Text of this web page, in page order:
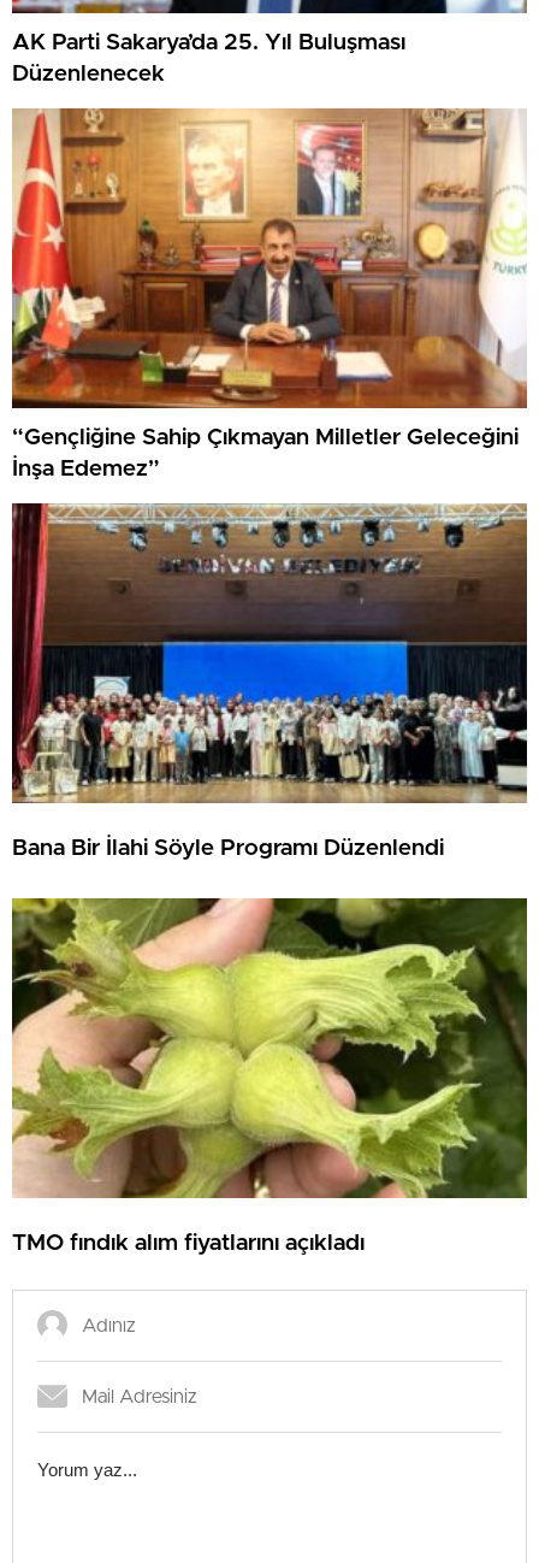
AK Parti Sakarya’da 25. Yıl Buluşması
Düzenlenecek
“Gençliğine Sahip Çıkmayan Milletler Geleceğini
İnşa Edemez”
Bana Bir İlahi Söyle Programı Düzenlendi
TMO fındık alım fiyatlarını açıkladı